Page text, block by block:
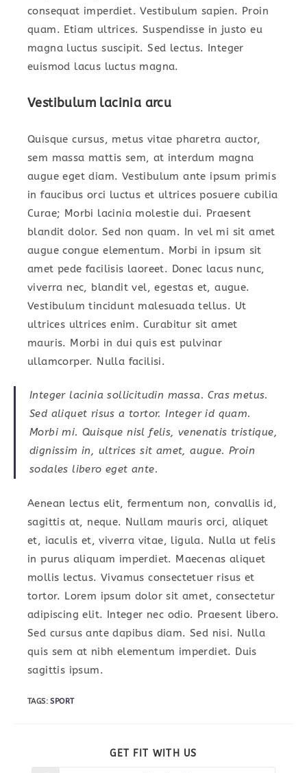
consequat imperdiet. Vestibulum sapien. Proin
quam. Etiam ultrices. Suspendisse in justo eu
magna luctus suscipit. Sed lectus. Integer
euismod lacus luctus magna.
Vestibulum lacinia arcu
Quisque cursus, metus vitae pharetra auctor,
sem massa mattis sem, at interdum magna
augue eget diam. Vestibulum ante ipsum primis
in faucibus orci luctus et ultrices posuere cubilia
Curae; Morbi lacinia molestie dui. Praesent
blandit dolor. Sed non quam. In vel mi sit amet
augue congue elementum. Morbi in ipsum sit
amet pede facilisis laoreet. Donec lacus nunc,
viverra nec, blandit vel, egestas et, augue.
Vestibulum tincidunt malesuada tellus. Ut
ultrices ultrices enim. Curabitur sit amet
mauris. Morbi in dui quis est pulvinar
ullamcorper. Nulla facilisi.
Integer lacinia sollicitudin massa. Cras metus.
Sed aliquet risus a tortor. Integer id quam.
Morbi mi. Quisque nisl felis, venenatis tristique,
dignissim in, ultrices sit amet, augue. Proin
sodales libero eget ante.
Aenean lectus elit, fermentum non, convallis id,
sagittis at, neque. Nullam mauris orci, aliquet
et, iaculis et, viverra vitae, ligula. Nulla ut felis
in purus aliquam imperdiet. Maecenas aliquet
mollis lectus. Vivamus consectetuer risus et
tortor. Lorem ipsum dolor sit amet, consectetur
adipiscing elit. Integer nec odio. Praesent libero.
Sed cursus ante dapibus diam. Sed nisi. Nulla
quis sem at nibh elementum imperdiet. Duis
sagittis ipsum.
TAGS:SPORT
GET FIT WITH US